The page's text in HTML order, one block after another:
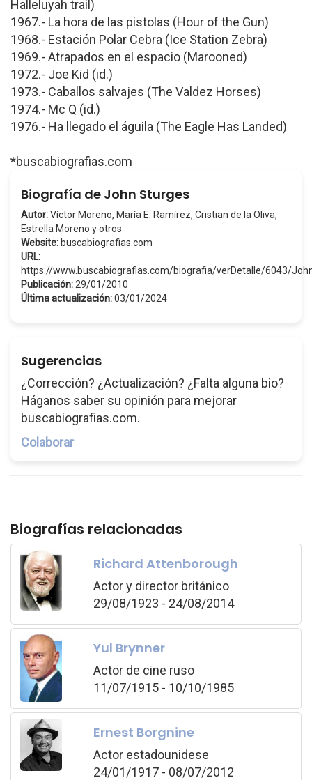
Halleluyah trail)
1967.- La hora de las pistolas (Hour of the Gun)
1968.- Estación Polar Cebra (Ice Station Zebra)
1969.- Atrapados en el espacio (Marooned)
1972.- Joe Kid (id.)
1973.- Caballos salvajes (The Valdez Horses)
1974.- Mc Q (id.)
1976.- Ha llegado el águila (The Eagle Has Landed)
*buscabiografias.com
Biografía de John Sturges
Autor:Víctor Moreno, María E. Ramírez, Cristian de la Oliva,
Estrella Moreno y otros
Website: buscabiografias.com
URL:
https://www.buscabiografias.com/biografia/verDetalle/6043/
Publicación: 29/01/2010
Última actualización:03/01/2024
Sugerencias
¿Corrección? ¿Actualización? ¿Falta alguna bio?
Háganos saber su opinión para mejorar
buscabiografias.com.
Colaborar
Biografías relacionadas
Richard Attenborough
Actor y director británico
29/08/1923 - 24/08/2014
Yul Brynner
Actor de cine ruso
11/07/1915 - 10/10/1985
Ernest Borgnine
Actor estadounidese
24/01/1917 - 08/07/2012